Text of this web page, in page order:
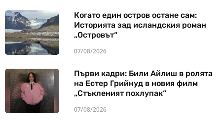
Когато един остров остане сам:
Историята зад исландския роман
„Островът“
07/08/2026
Първи кадри: Били Айлиш в ролята
на Естер Грийнуд в новия филм
„Стъкленият похлупак“
07/08/2026